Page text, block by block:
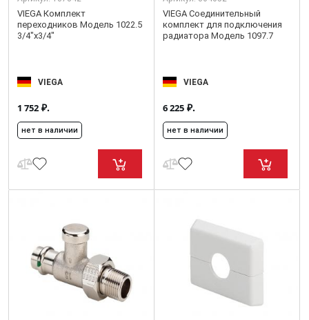
VIEGA Комплект
переходников Модель 1022.5
3/4"x3/4"
VIEGA
1 752 ₽.
нет в наличии
VIEGA Соединительный
комплект для подключения
радиатора Модель 1097.7
VIEGA
6 225 ₽.
нет в наличии